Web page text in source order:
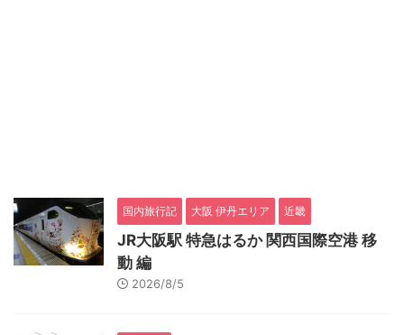
国内旅行記 大阪 伊丹エリア 近畿
JR大阪駅 特急はるか 関西国際空港 移
動 編
2026/8/5